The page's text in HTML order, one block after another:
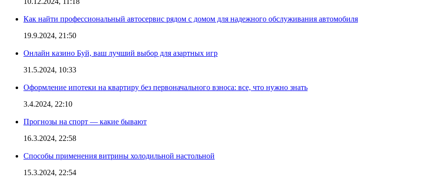
Как найти профессиональный автосервис рядом с домом для надежного обслуживания автомобиля
19.9.2024, 21:50
Онлайн казино Буй, ваш лучший выбор для азартных игр
31.5.2024, 10:33
Оформление ипотеки на квартиру без первоначального взноса: все, что нужно знать
3.4.2024, 22:10
Прогнозы на спорт — какие бывают
16.3.2024, 22:58
Способы применения витрины холодильной настольной
15.3.2024, 22:54